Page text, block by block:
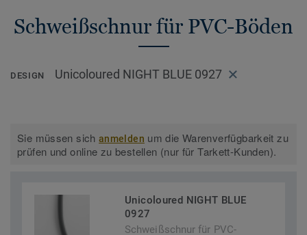
Schweißschnur für PVC-Böden
DESIGN Unicoloured NIGHT BLUE 0927
Sie müssen sichanmelden um die Warenverfügbarkeit zu
prüfen und online zu bestellen (nur für Tarkett-Kunden).
Unicoloured NIGHT BLUE
0927
Schweißschnur für PVC-